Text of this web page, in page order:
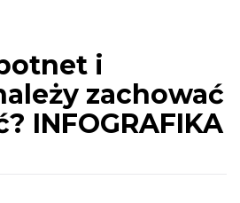
i
zachować
INFOGRAFIKA